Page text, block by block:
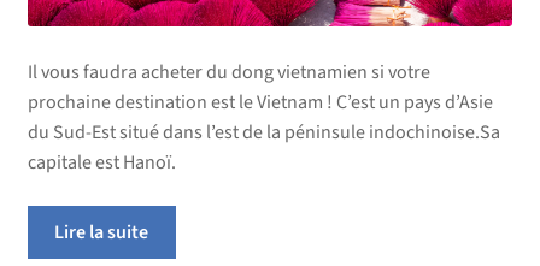
Il vous faudra acheter du dong vietnamien si votre
prochaine destination est le Vietnam ! C’est un pays d’Asie
du Sud-Est situé dans l’est de la péninsule indochinoise.Sa
capitale est Hanoï.
Lire la suite